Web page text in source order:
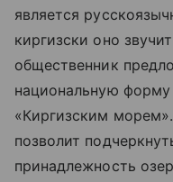
является
киргизски оно
общественник
национальную форму
«Киргизским
позволит
принадлежность